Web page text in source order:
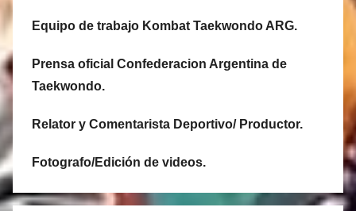
Equipo de trabajo Kombat Taekwondo ARG.
Prensa oficial Confederacion Argentina de
Taekwondo.
Relator y Comentarista Deportivo/ Productor.
Fotografo/Edición de videos.